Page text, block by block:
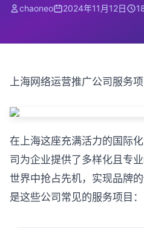
chaoneo 2024年11月12日
上海网络运营推广公司服务项
在上海这座充满活力的国际
司为企业提供了多样化且专
世界中抢占先机，实现品牌
是这些公司常见的服务项目：